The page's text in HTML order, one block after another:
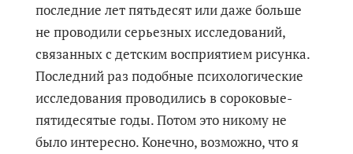
последние лет пятьдесят или даже больше
не проводили серьезных исследований,
связанных с детским восприятием рисунка.
Последний раз подобные психологические
исследования проводились в сороковые-
пятидесятые годы. Потом это никому не
было интересно. Конечно, возможно, что я